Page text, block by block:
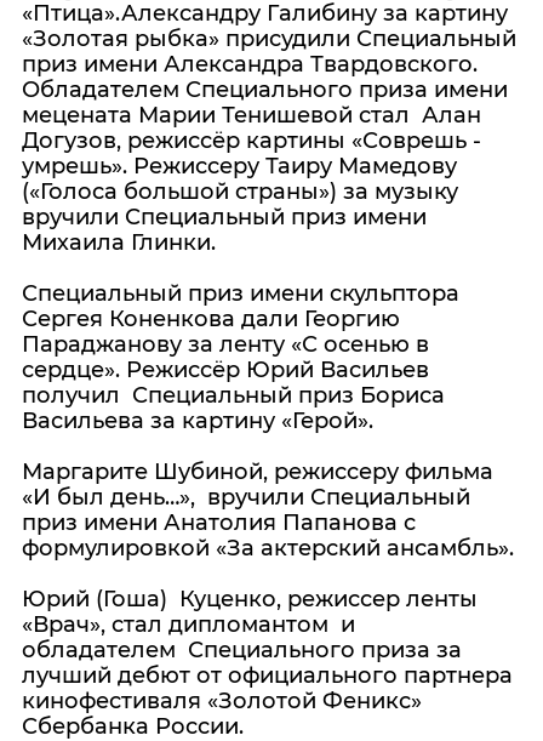
«Птица».Александру Галибину за картину
«Золотая рыбка» присудили Специальный
приз имени Александра Твардовского.
Обладателем Специального приза имени
мецената Марии Тенишевой стал Алан
Догузов, режиссёр картины «Соврешь -
умрешь». Режиссеру Таиру Мамедову
(«Голоса большой страны») за музыку
вручили Специальный приз имени
Михаила Глинки.
Специальный приз имени скульптора
Сергея Коненкова дали Георгию
Параджанову за ленту «С осенью в
сердце». Режиссёр Юрий Васильев
получил Специальный приз Бориса
Васильева за картину «Герой».
Маргарите Шубиной, режиссеру фильма
«И был день…», вручили Специальный
приз имени Анатолия Папанова с
формулировкой «За актерский ансамбль».
Юрий (Гоша) Куценко, режиссер ленты
«Врач», стал дипломантом и
обладателем Специального приза за
лучший дебют от официального партнера
кинофестиваля «Золотой Феникс»
Сбербанка России.